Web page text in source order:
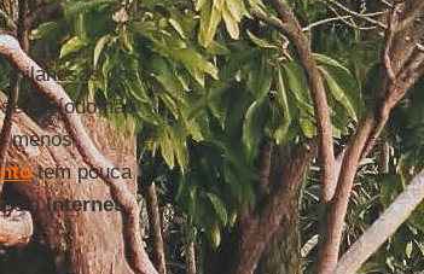
milanesas dos
período não
menos
tem pouca
pelaInternet.